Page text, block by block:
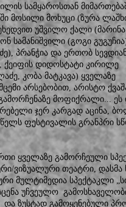
სამყაროსთან
მოსილი მოხუცი (ზურა
უშვილო ქალი (მარინა
სამანიშვილი (გოგი
პრანჭია და ერთობ
ქეიფის დიდოსტატი კირილე
კობა მატკავა) ყველაზე
არსებობით, არისტო
მოფიქრალი... ეს
ჯერ კარგად აცინა,
ფესტივალის გრანპრი
ყველაზე გამორჩეული
ვიზუალური თეატრი,
მულტიმედია სპექტაკლი
უჩვეულო
ზუსტად გამოყენებული